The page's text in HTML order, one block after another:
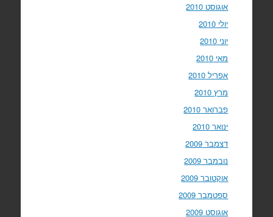
אוגוסט 2010
יולי 2010
יוני 2010
מאי 2010
אפריל 2010
מרץ 2010
פברואר 2010
ינואר 2010
דצמבר 2009
נובמבר 2009
אוקטובר 2009
ספטמבר 2009
אוגוסט 2009